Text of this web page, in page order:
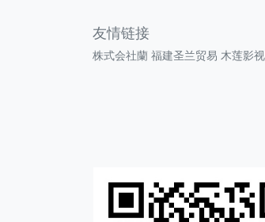
友情链接
株式会社蘭 福建圣兰贸易 木莲影